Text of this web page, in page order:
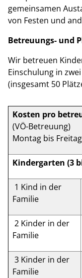
gemeinsamen
von Festen und
Betreuungs- und
Wir betreuen
Einschulung in
(insgesamt 50
Kosten pro
(VÖ-Betreuung)
Montag bis
Kindergarten (3
1 Kind in der
Familie
2 Kinder in der
Familie
3 Kinder in der
Familie